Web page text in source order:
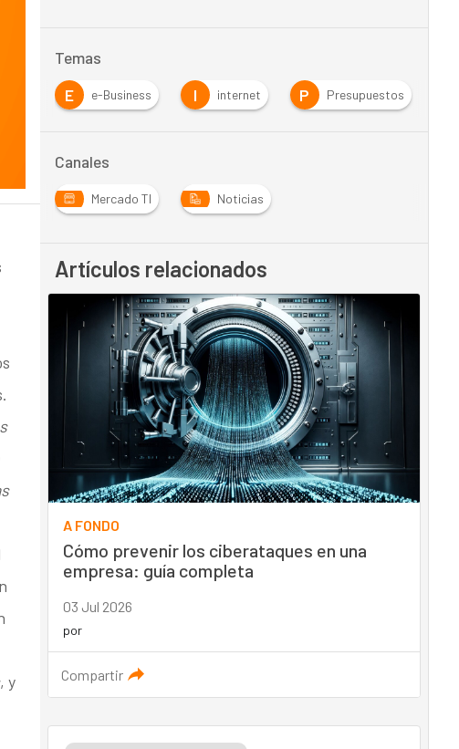
, y
Temas
E e-Business I internet P Presupuestos
Canales
Mercado TI Noticias
Artículos relacionados
A FONDO
Cómo prevenir los ciberataques en una
empresa: guía completa
03 Jul 2026
por
Compartir